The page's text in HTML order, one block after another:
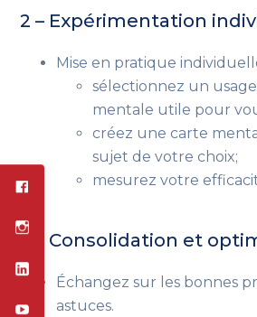
2 – Expérimentation
Mise en pratique
sélectionnez un
mentale utile pour
créez une carte
sujet de votre choix;
mesurez votre
3 – Consolidation et
Échangez sur les bonnes
astuces.